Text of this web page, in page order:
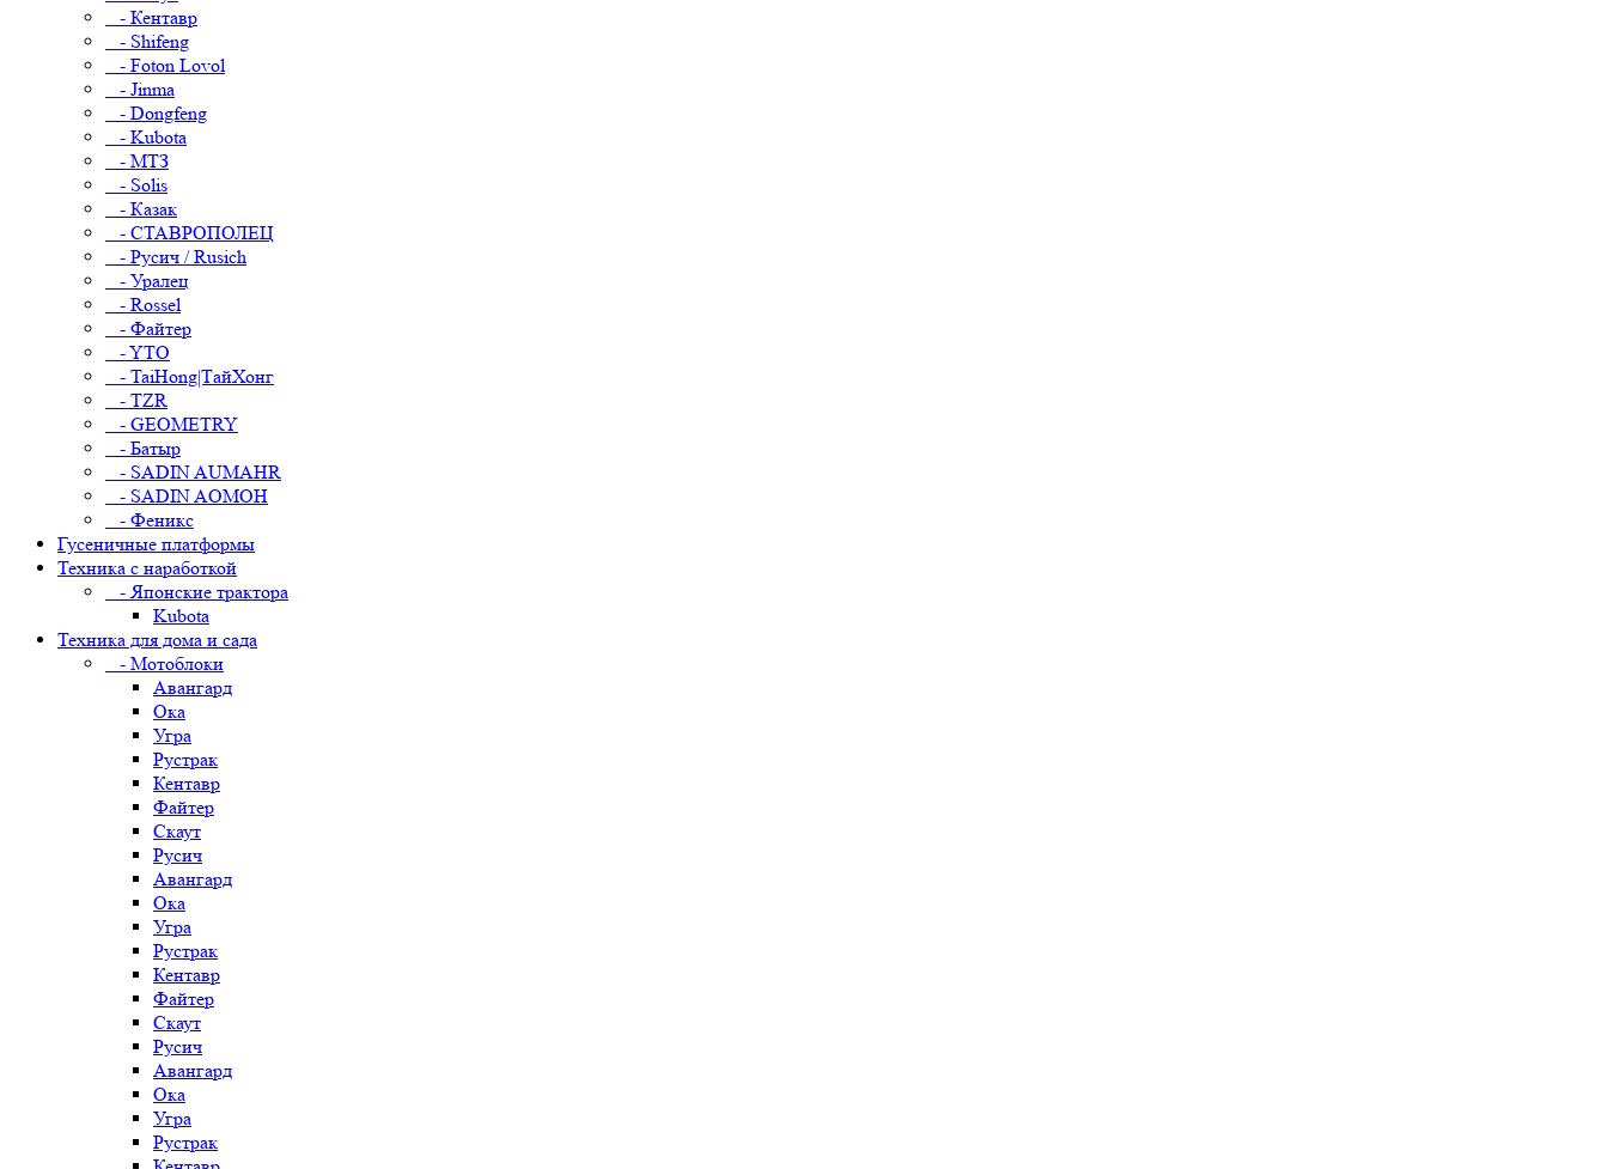
- Кентавр
- Shifeng
- Foton Lovol
- Jinma
- Dongfeng
- Kubota
- МТЗ
- Solis
- Казак
- СТАВРОПОЛЕЦ
- Русич / Rusich
- Уралец
- Rossel
- Файтер
- YTO
- TaiHong|ТайХонг
- TZR
- GEOMETRY
- Батыр
- SADIN AUMAHR
- SADIN AOMOH
- Феникс
Гусеничные платформы
Техника с наработкой
- Японские трактора
Kubota
Техника для дома и сада
- Мотоблоки
Авангард
Ока
Угра
Рустрак
Кентавр
Файтер
Скаут
Русич
Авангард
Ока
Угра
Рустрак
Кентавр
Файтер
Скаут
Русич
Авангард
Ока
Угра
Рустрак